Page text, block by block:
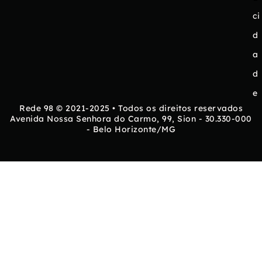
ci
d
a
d
e
Rede 98 © 2021-2025 • Todos os direitos reservados
Avenida Nossa Senhora do Carmo, 99, Sion - 30.330-000
- Belo Horizonte/MG